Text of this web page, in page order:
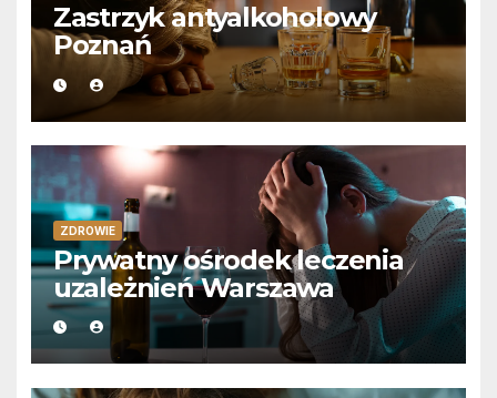
Zastrzyk antyalkoholowy
Poznań
ZDROWIE
Prywatny ośrodek leczenia
uzależnień Warszawa